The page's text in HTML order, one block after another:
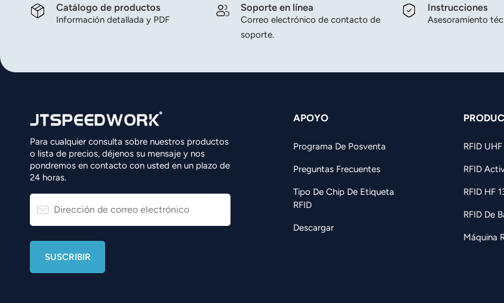
Catálogo de productos
Información detallada y PDF
Soporte en línea
Correo electrónico de contacto de
soporte.
Instrucciones
Asesoramiento
Para cualquier consulta sobre nuestros productos
o lista de precios, déjenos su mensaje y nos
pondremos en contacto con usted en un plazo de
24 horas.
APOYO
Programa De Posventa
Preguntas Frecuentes
Tipo De Chip De Etiqueta
RFID
Descargar
RFID
RFID
RFID HF
RFID De
Máquina